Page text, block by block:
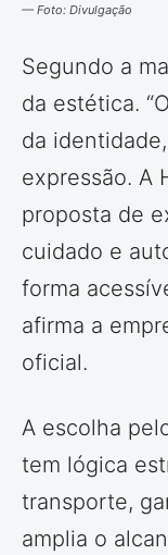
— Foto: Divulgação
Segundo a
da estética.
da
expressão. A
proposta de
cuidado e
forma
afirma a
oficial.
A escolha
tem lógica
transporte,
amplia o